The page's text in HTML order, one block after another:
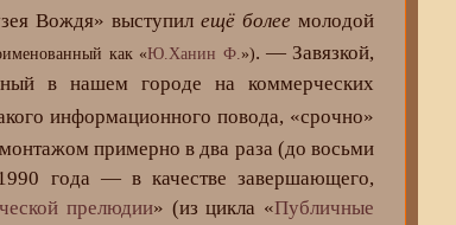
Вождя» выступилещё более молодой
как «Ю.Ханин Ф. »). — Завязкой,
в нашем городе на коммерческих
информационного повода, «срочно»
примерно в два раза (до восьми
года — в качестве завершающего,
прелюдии» (из цикла «Публичные